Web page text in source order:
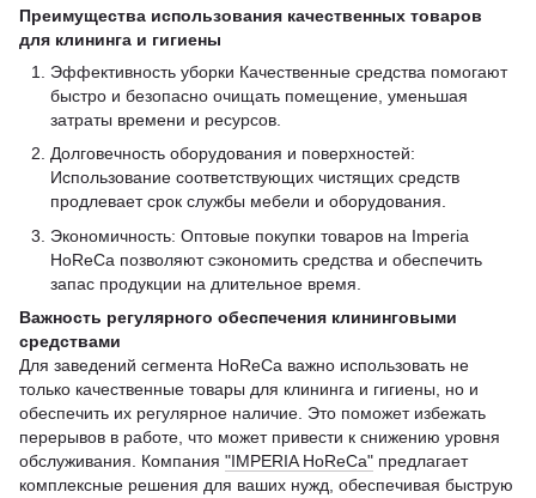
Преимущества использования качественных товаров
для клининга и гигиены
Эффективность уборки Качественные средства помогают
быстро и безопасно очищать помещение, уменьшая
затраты времени и ресурсов.
Долговечность оборудования и поверхностей:
Использование соответствующих чистящих средств
продлевает срок службы мебели и оборудования.
Экономичность: Оптовые покупки товаров на Imperia
HoReCa позволяют сэкономить средства и обеспечить
запас продукции на длительное время.
Важность регулярного обеспечения клининговыми
средствами
Для заведений сегмента HoReCa важно использовать не
только качественные товары для клининга и гигиены, но и
обеспечить их регулярное наличие. Это поможет избежать
перерывов в работе, что может привести к снижению уровня
обслуживания. Компания "IMPERIA HoReCa" предлагает
комплексные решения для ваших нужд, обеспечивая быструю